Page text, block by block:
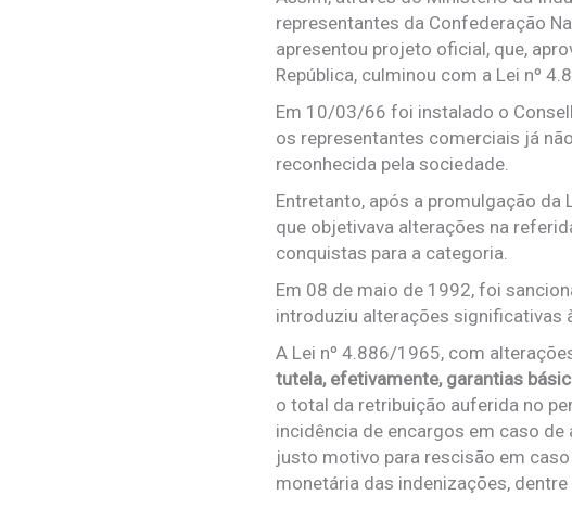
representantes da Confederação
apresentou projeto oficial, que,
República, culminou com a Lei nº
Em 10/03/66 foi instalado o
os representantes comerciais já
reconhecida pela sociedade.
Entretanto, após a promulgação
que objetivava alterações na
conquistas para a categoria.
Em 08 de maio de 1992, foi
introduziu alterações significativas
A Lei nº 4.886/1965, com
tutela, efetivamente, garantias
o total da retribuição auferida no
incidência de encargos em caso
justo motivo para rescisão em
monetária das indenizações,